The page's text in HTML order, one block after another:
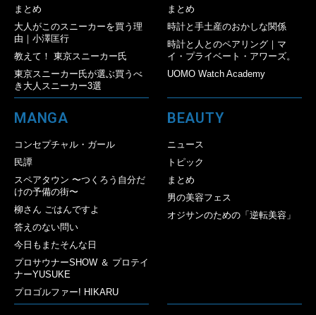
まとめ
大人がこのスニーカーを買う理
由｜小澤匡行
教えて！ 東京スニーカー氏
東京スニーカー氏が選ぶ買うべ
き大人スニーカー3選
まとめ
時計と手土産のおかしな関係
時計と人とのペアリング｜マ
イ・プライベート・アワーズ。
UOMO Watch Academy
MANGA
コンセプチャル・ガール
民譚
スペアタウン 〜つくろう自分だ
けの予備の街〜
柳さん ごはんですよ
答えのない問い
今日もまたそんな日
プロサウナーSHOW ＆ プロテイ
ナーYUSUKE
プロゴルファー! HIKARU
BEAUTY
ニュース
トピック
まとめ
男の美容フェス
オジサンのための「逆転美容」